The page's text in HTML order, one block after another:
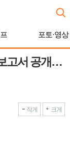
포토·영상
고서 공개…
작게 크게